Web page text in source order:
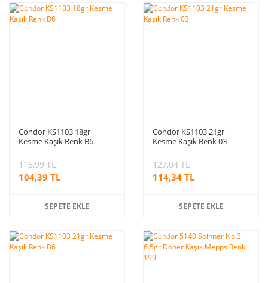
%10
Condor KS1103 18gr
Kesme Kaşık Renk B6
104,39 TL
115,99 TL
SEPETE EKLE
%10
Condor KS1103 21gr
Kesme Kaşık Renk 03
114,34 TL
127,04 TL
SEPETE EKLE
%10